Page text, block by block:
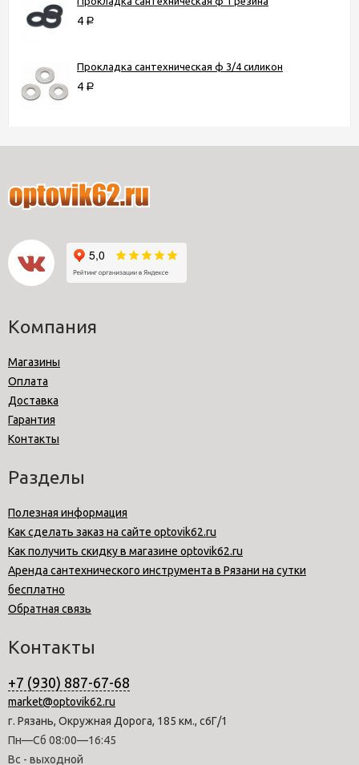
4 Р
Прокладка сантехническая ф 3/4 силикон
4 Р
Компания
Магазины
Оплата
Доставка
Гарантия
Контакты
Разделы
Полезная информация
Как сделать заказ на сайте optovik62.ru
Как получить скидку в магазине optovik62.ru
Аренда сантехнического инструмента в Рязани на сутки
бесплатно
Обратная связь
Контакты
+7 (930) 887-67-68
market@optovik62.ru
г. Рязань, Окружная Дорога, 185 км., с6Г/1
Пн—Сб 08:00—16:45
Вс - выходной